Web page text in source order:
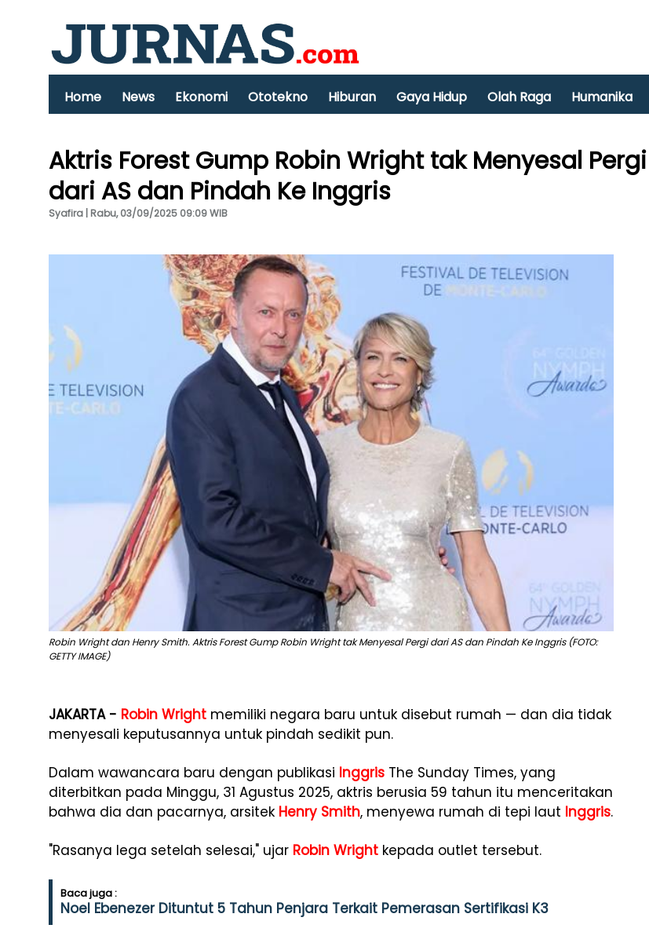
Home News Ekonomi Ototekno Hiburan Gaya Hidup Olah Raga Humanika
Aktris Forest Gump Robin Wright tak Menyesal Pergi
dari AS dan Pindah Ke Inggris
Syafira | Rabu, 03/09/2025 09:09 WIB
Robin Wright dan Henry Smith. Aktris Forest Gump Robin Wright tak Menyesal Pergi dari AS dan Pindah Ke Inggris (FOTO:
GETTY IMAGE)
JAKARTA - Robin Wright memiliki negara baru untuk disebut rumah — dan dia tidak
menyesali keputusannya untuk pindah sedikit pun.
Dalam wawancara baru dengan publikasi Inggris The Sunday Times, yang
diterbitkan pada Minggu, 31 Agustus 2025, aktris berusia 59 tahun itu menceritakan
bahwa dia dan pacarnya, arsitek Henry Smith, menyewa rumah di tepi laut Inggris.
"Rasanya lega setelah selesai," ujar Robin Wright kepada outlet tersebut.
Baca juga :
Noel Ebenezer Dituntut 5 Tahun Penjara Terkait Pemerasan Sertifikasi K3